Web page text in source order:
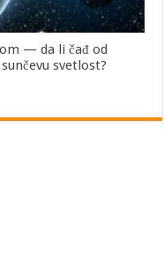
— da li čađ od
svetlost?